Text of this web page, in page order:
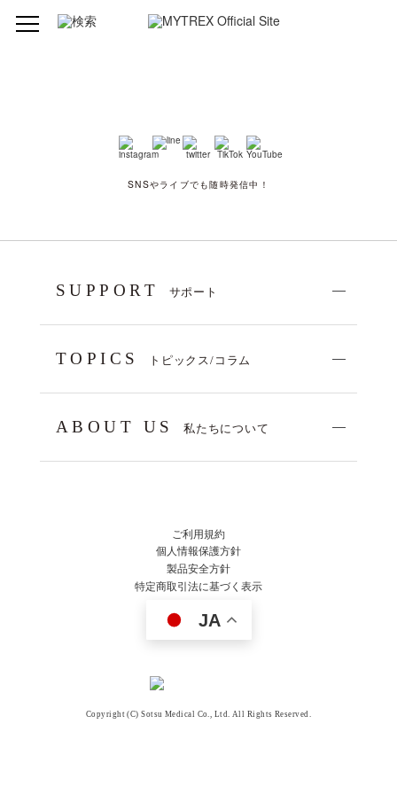
SNSやライブでも随時発信中！
SUPPORT サポート
TOPICS トピックス/コラム
ABOUT US 私たちについて
ご利用規約
個人情報保護方針
製品安全方針
特定商取引法に基づく表示
JA
Copyright (C) Sotsu Medical Co., Ltd. All Rights Reserved.